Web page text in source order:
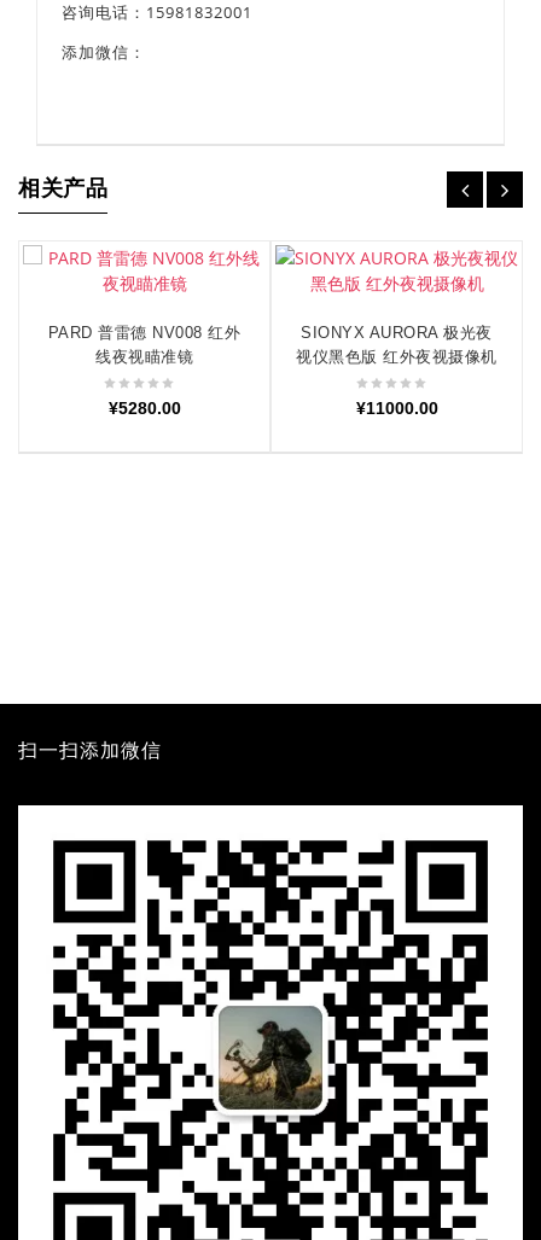
咨询电话：15981832001
添加微信：
相关产品
加入购物车
PARD 普雷德 NV008 红外
线夜视瞄准镜
¥5280.00
加入购物车
SIONYX AURORA 极光夜
视仪黑色版 红外夜视摄像机
¥11000.00
扫一扫添加微信